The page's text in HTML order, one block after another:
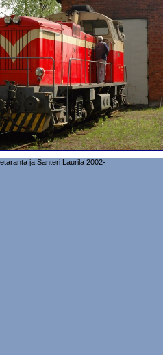
ja Santeri Laurila 2002-